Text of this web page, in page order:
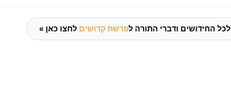
לכל החידושים ודברי התורה לפרשת קדושים לחצו כאן »